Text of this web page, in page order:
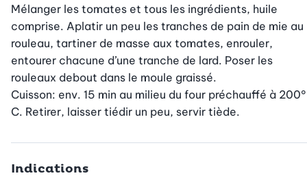
Mélanger les tomates et tous les ingrédients, huile
comprise. Aplatir un peu les tranches de pain de mie au
rouleau, tartiner de masse aux tomates, enrouler,
entourer chacune d’une tranche de lard. Poser les
rouleaux debout dans le moule graissé.
Cuisson: env. 15 min au milieu du four préchauffé à 200°
C. Retirer, laisser tiédir un peu, servir tiède.
Indications